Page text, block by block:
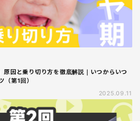
原因と乗り切り方を徹底解説｜いつからいつ
（第1回）
2025.09.11